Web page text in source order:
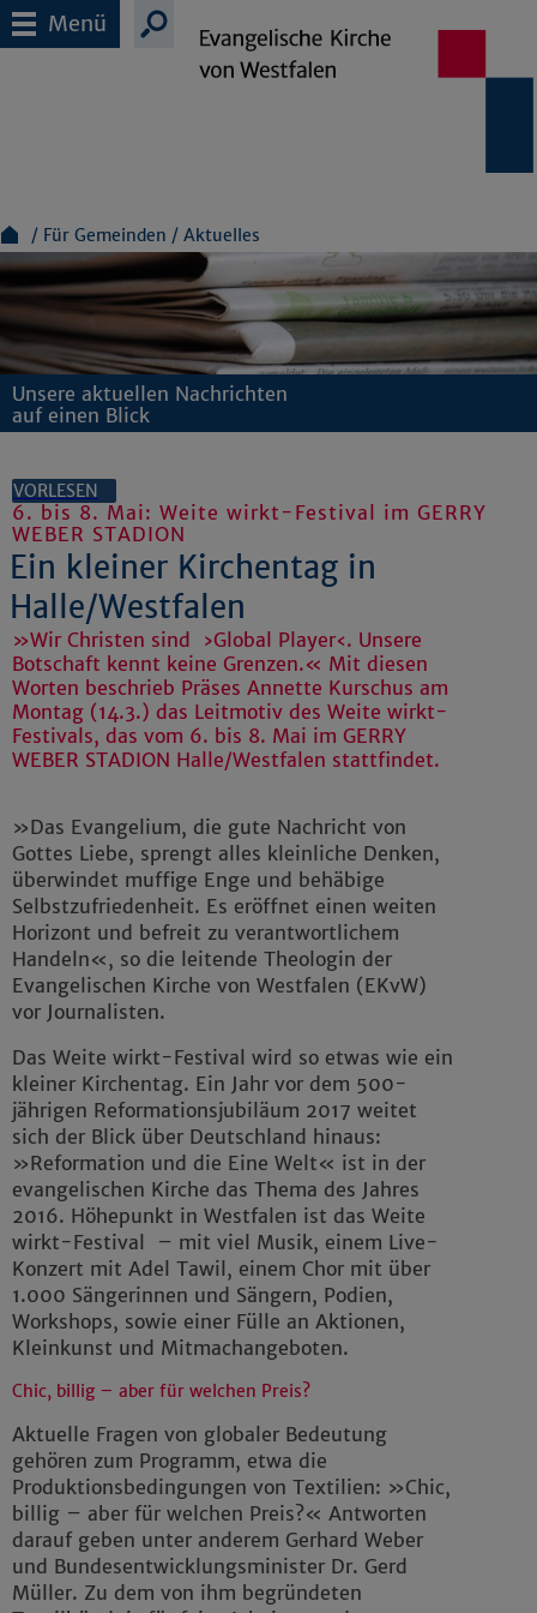
Menü
Für Gemeinden Aktuelles
Unsere aktuellen Nachrichten
auf einen Blick
VORLESEN
6. bis 8. Mai: Weite wirkt-Festival im GERRY
WEBER STADION
Ein kleiner Kirchentag in
Halle/Westfalen
»Wir Christen sind ›Global Player‹. Unsere
Botschaft kennt keine Grenzen.« Mit diesen
Worten beschrieb Präses Annette Kurschus am
Montag (14.3.) das Leitmotiv des Weite wirkt-
Festivals, das vom 6. bis 8. Mai im GERRY
WEBER STADION Halle/Westfalen stattfindet.
»Das Evangelium, die gute Nachricht von
Gottes Liebe, sprengt alles kleinliche Denken,
überwindet muffige Enge und behäbige
Selbstzufriedenheit. Es eröffnet einen weiten
Horizont und befreit zu verantwortlichem
Handeln«, so die leitende Theologin der
Evangelischen Kirche von Westfalen (EKvW)
vor Journalisten.
Das Weite wirkt-Festival wird so etwas wie ein
kleiner Kirchentag. Ein Jahr vor dem 500-
jährigen Reformationsjubiläum 2017 weitet
sich der Blick über Deutschland hinaus:
»Reformation und die Eine Welt« ist in der
evangelischen Kirche das Thema des Jahres
2016. Höhepunkt in Westfalen ist das Weite
wirkt-Festival – mit viel Musik, einem Live-
Konzert mit Adel Tawil, einem Chor mit über
1.000 Sängerinnen und Sängern, Podien,
Workshops, sowie einer Fülle an Aktionen,
Kleinkunst und Mitmachangeboten.
Chic, billig – aber für welchen Preis?
Aktuelle Fragen von globaler Bedeutung
gehören zum Programm, etwa die
Produktionsbedingungen von Textilien: »Chic,
billig – aber für welchen Preis?« Antworten
darauf geben unter anderem Gerhard Weber
und Bundesentwicklungsminister Dr. Gerd
Müller. Zu dem von ihm begründeten